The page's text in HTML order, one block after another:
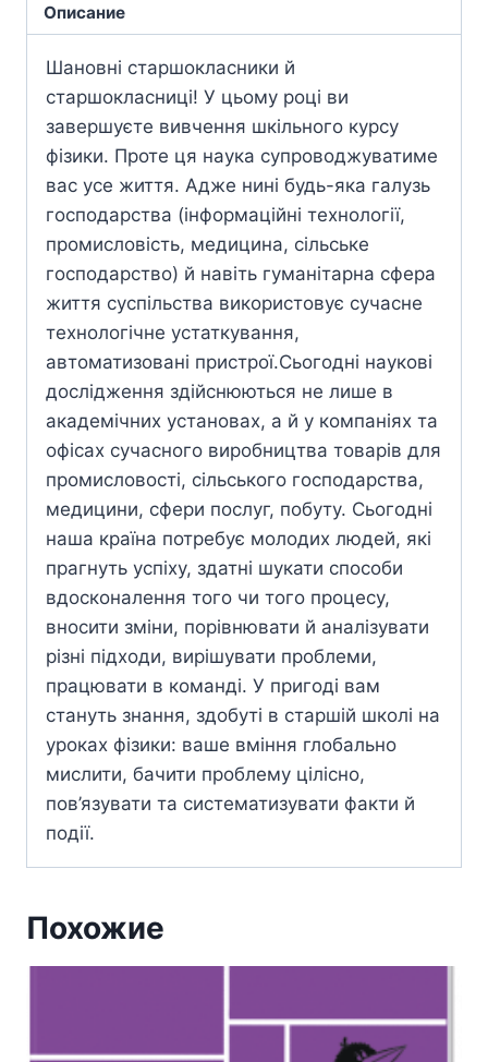
Описание
Шановні старшокласники й
старшокласниці! У цьому році ви
завершуєте вивчення шкільного курсу
фізики. Проте ця наука супроводжуватиме
вас усе життя. Адже нині будь-яка галузь
господарства (інформаційні технології,
промисловість, медицина, сільське
господарство) й навіть гуманітарна сфера
життя суспільства використовує сучасне
технологічне устаткування,
автоматизовані пристрої.Сьогодні наукові
дослідження здійснюються не лише в
академічних установах, а й у компаніях та
офісах сучасного виробництва товарів для
промисловості, сільського господарства,
медицини, сфери послуг, побуту. Сьогодні
наша країна потребує молодих людей, які
прагнуть успіху, здатні шукати способи
вдосконалення того чи того процесу,
вносити зміни, порівнювати й аналізувати
різні підходи, вирішувати проблеми,
працювати в команді. У пригоді вам
стануть знання, здобуті в старшій школі на
уроках фізики: ваше вміння глобально
мислити, бачити проблему цілісно,
пов’язувати та систематизувати факти й
події.
Похожие